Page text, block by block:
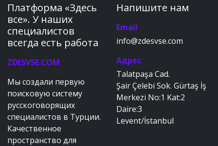
Платформа «Здесь
все». У наших
специалистов
всегда есть работа
ZDESVSE.COM
Мы создали первую
поисковую систему
русскоговорящих
специалистов в Турции.
Качественное
пространство для
Напишите нам
Email
info@zdesvse.com
Адрес
Talatpaşa Cad.
Şair Çelebi Sok. Gürtaş İş
Merkezi No:1 Kat:2
Daire:3
Levent/İstanbul